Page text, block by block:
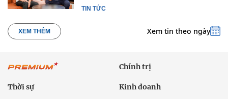
TIN TỨC
XEM THÊM Xem tin theo ngày
Chính trị
Thời sự Kinh doanh